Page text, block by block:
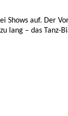
auf. Der
lang – das Tanz-